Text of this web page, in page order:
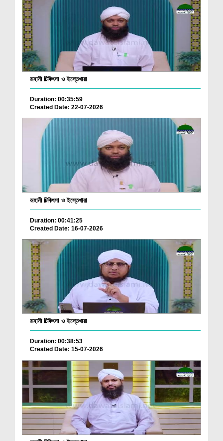
রূহানী চিকিৎসা ও ইস্তেখারা
Duration: 00:35:59
Created Date: 22-07-2026
রূহানী চিকিৎসা ও ইস্তেখারা
Duration: 00:41:25
Created Date: 16-07-2026
রূহানী চিকিৎসা ও ইস্তেখারা
Duration: 00:38:53
Created Date: 15-07-2026